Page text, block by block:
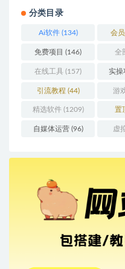
分类目录
Ai软件(134) 会
免费项目 (146) 全
在线工具 (157) 实操
引流教程 (44) 游
精选软件(1209) 置
自媒体运营(96) 虚